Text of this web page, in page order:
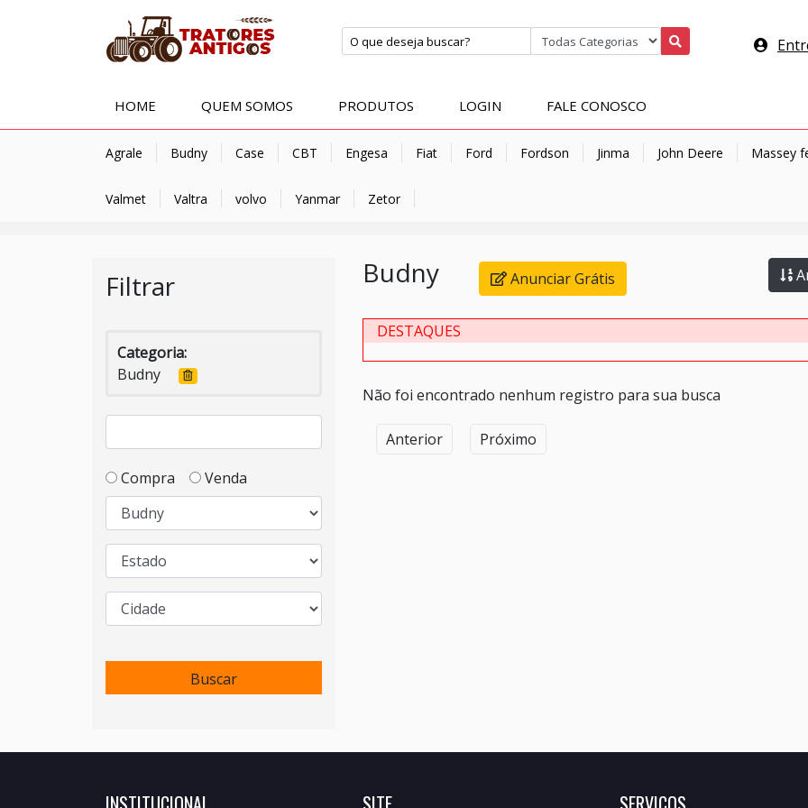
HOME QUEM SOMOS PRODUTOS LOGIN FALE CONOSCO
Agrale Budny Case CBT Engesa Fiat Ford Fordson Jinma John Deere Massey
Valmet Valtra volvo Yanmar Zetor
Filtrar
Categoria:
Budny
Compra Venda
Buscar
Budny Anunciar Grátis
DESTAQUES
Não foi encontrado nenhum registro para sua busca
Anterior Próximo